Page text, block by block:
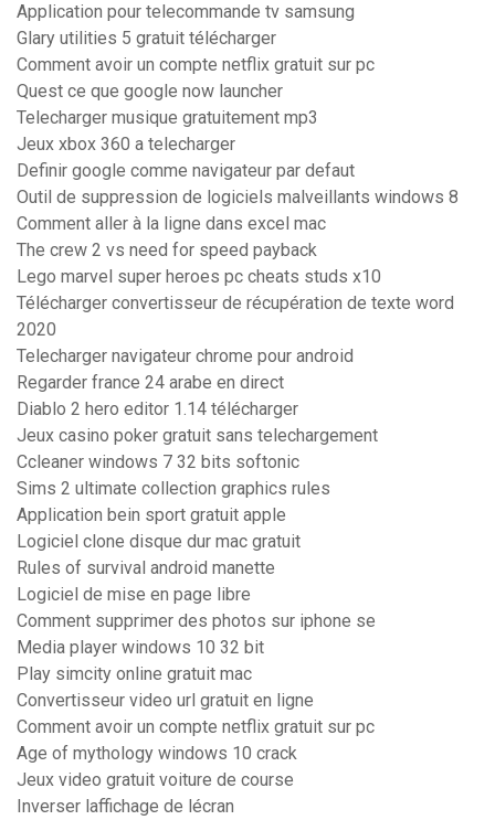
Application pour telecommande tv samsung
Glary utilities 5 gratuit télécharger
Comment avoir un compte netflix gratuit sur pc
Quest ce que google now launcher
Telecharger musique gratuitement mp3
Jeux xbox 360 a telecharger
Definir google comme navigateur par defaut
Outil de suppression de logiciels malveillants windows 8
Comment aller à la ligne dans excel mac
The crew 2 vs need for speed payback
Lego marvel super heroes pc cheats studs x10
Télécharger convertisseur de récupération de texte word
2020
Telecharger navigateur chrome pour android
Regarder france 24 arabe en direct
Diablo 2 hero editor 1.14 télécharger
Jeux casino poker gratuit sans telechargement
Ccleaner windows 7 32 bits softonic
Sims 2 ultimate collection graphics rules
Application bein sport gratuit apple
Logiciel clone disque dur mac gratuit
Rules of survival android manette
Logiciel de mise en page libre
Comment supprimer des photos sur iphone se
Media player windows 10 32 bit
Play simcity online gratuit mac
Convertisseur video url gratuit en ligne
Comment avoir un compte netflix gratuit sur pc
Age of mythology windows 10 crack
Jeux video gratuit voiture de course
Inverser laffichage de lécran